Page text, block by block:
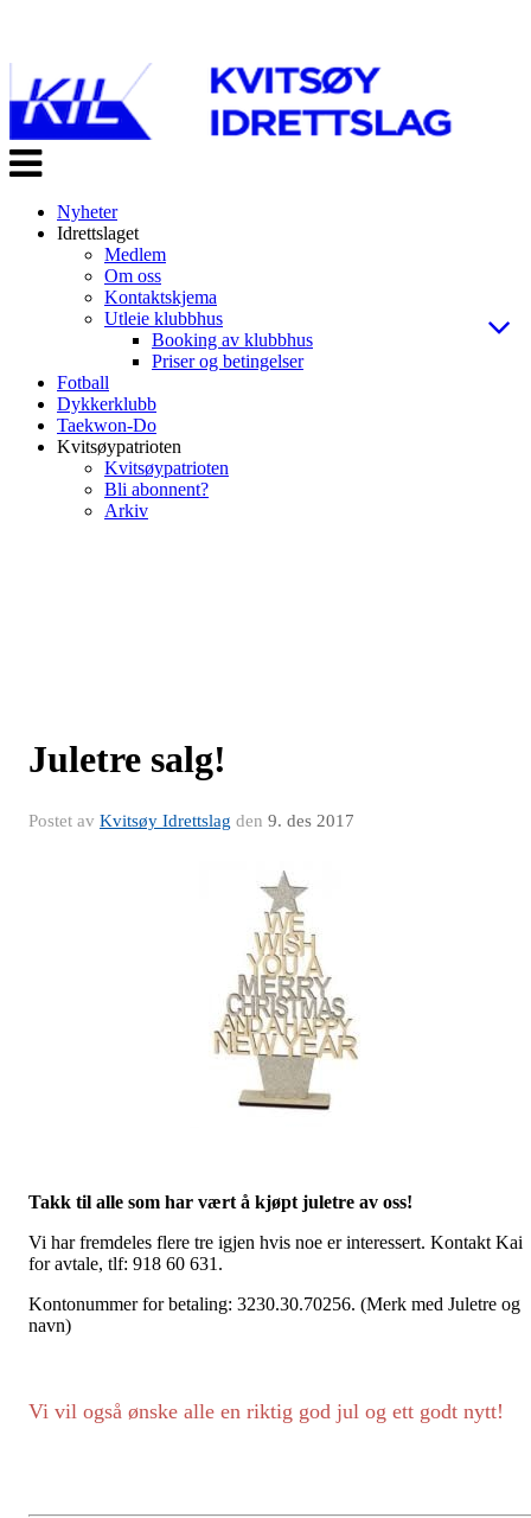
Veksle
navigasjon
Nyheter
Idrettslaget
Medlem
Om oss
Kontaktskjema
Utleie klubbhus
Booking av klubbhus
Priser og betingelser
Fotball
Dykkerklubb
Taekwon-Do
Kvitsøypatrioten
Kvitsøypatrioten
Bli abonnent?
Arkiv
Juletre salg!
Postet av Kvitsøy Idrettslag den 9. des 2017
Takk til alle som har vært å kjøpt juletre av oss!
Vi har fremdeles flere tre igjen hvis noe er interessert. Kontakt Kai
for avtale, tlf: 918 60 631.
Kontonummer for betaling: 3230.30.70256. (Merk med Juletre og
navn)
Vi vil også ønske alle en riktig god jul og ett godt nytt!